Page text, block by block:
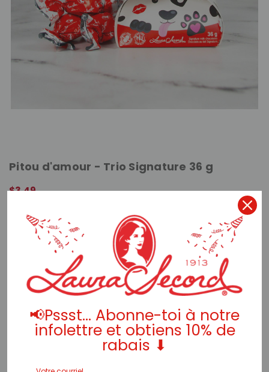
Pitou d'amour - Trio Signature 36 g
$3.49
📢Pssst... Abonne-toi à notre
infolettre et obtiens 10% de
rabais ⬇